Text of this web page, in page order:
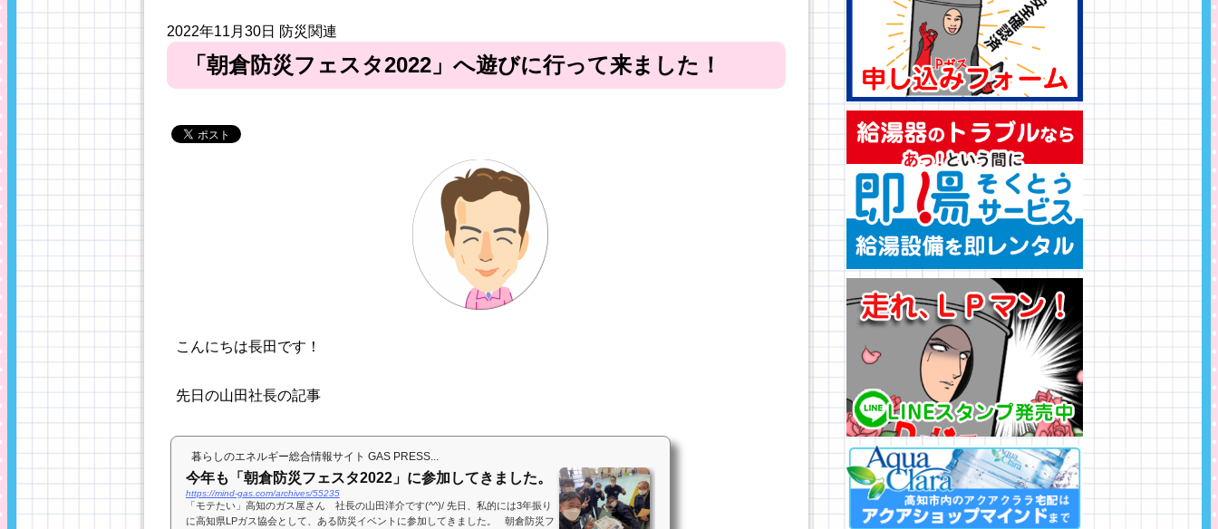
2022年11月30日 防災関連
「朝倉防災フェスタ2022」へ遊びに行って来ました！
こんにちは長田です！
先日の山田社長の記事
暮らしのエネルギー総合情報サイト GAS PRESS...
今年も「朝倉防災フェスタ2022」に参加してきました。
https://mind-gas.com/archives/55235
「モテたい」高知のガス屋さん 社長の山田洋介です(^^)/ 先日、私的には3年振り
に高知県LPガス協会として、ある防災イベントに参加してきました。 朝倉防災フ